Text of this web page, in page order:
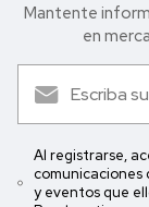
Mantente
en
Al registrarse,
comunicaciones
y eventos que